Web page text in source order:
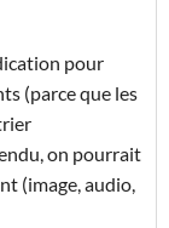
pour
(parce que les
on pourrait
(image, audio,